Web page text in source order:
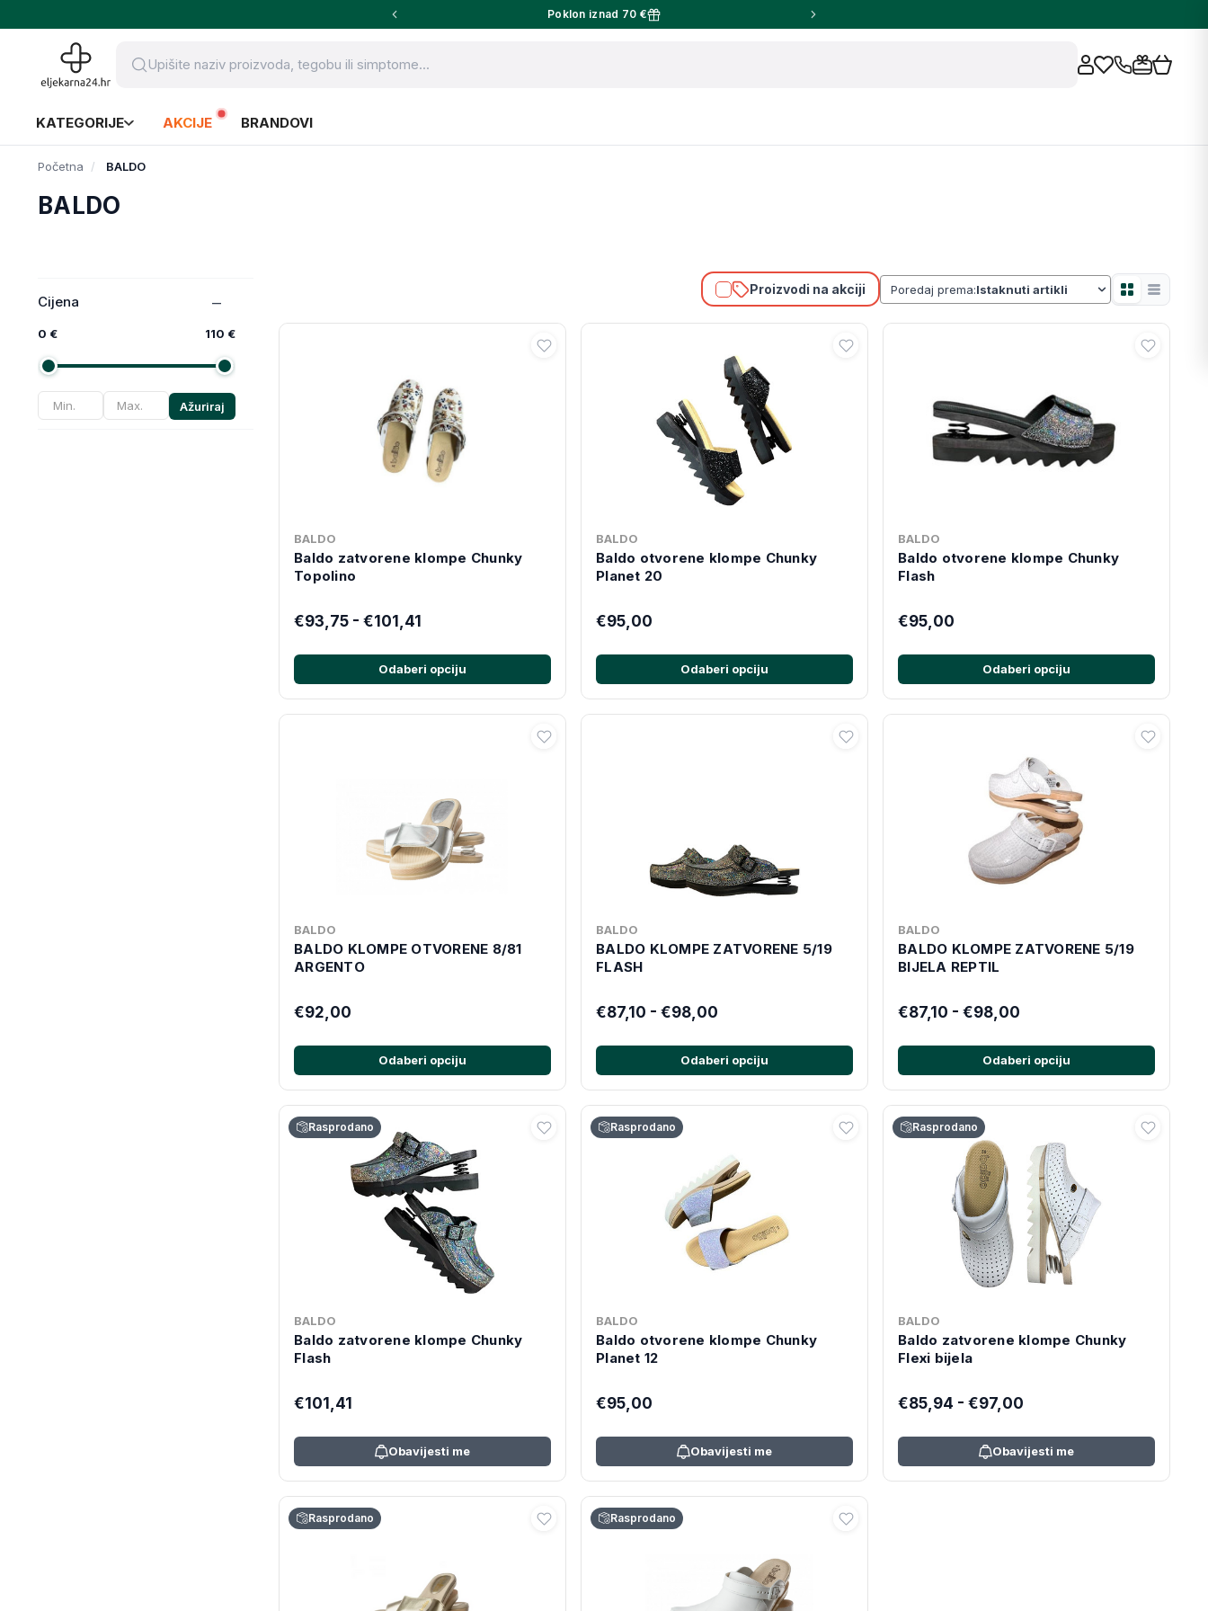
Poklon iznad 70 €
KATEGORIJE AKCIJE BRANDOVI
Početna BALDO
BALDO
Cijena
0 € 110 €
Ažuriraj
Proizvodi na akciji Poredaj prema:
BALDO
Baldo zatvorene klompe Chunky
Topolino
€93,75 - €101,41
Odaberi opciju
BALDO
Baldo otvorene klompe Chunky
Planet 20
€95,00
Odaberi opciju
BALDO
Baldo otvorene klompe Chunky
Flash
€95,00
Odaberi opciju
BALDO
BALDO KLOMPE OTVORENE 8/81
ARGENTO
€92,00
Odaberi opciju
BALDO
BALDO KLOMPE ZATVORENE 5/19
FLASH
€87,10 - €98,00
Odaberi opciju
BALDO
BALDO KLOMPE ZATVORENE 5/19
BIJELA REPTIL
€87,10 - €98,00
Odaberi opciju
Rasprodano
BALDO
Baldo zatvorene klompe Chunky
Flash
€101,41
Obavijesti me
Rasprodano
BALDO
Baldo otvorene klompe Chunky
Planet 12
€95,00
Obavijesti me
Rasprodano
BALDO
Baldo zatvorene klompe Chunky
Flexi bijela
€85,94 - €97,00
Obavijesti me
Rasprodano Rasprodano